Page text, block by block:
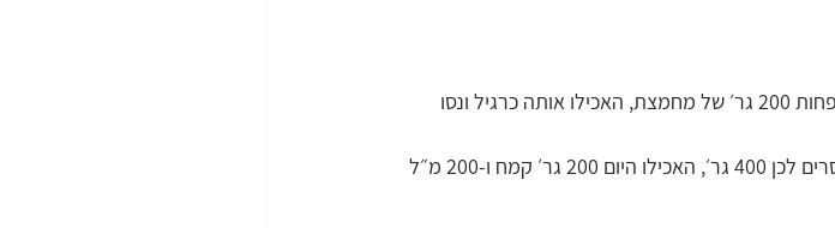
אם שקלתם אותה, ויש לכם כמות שמצריך המתכון ועוד לפחות 200 גר׳ של מחמצת, האכילו אותה כרגיל ונסו
במידה ולא, האכילו אותה בכמות הרצויה. לדוגמא, אם חסרים לכן 400 גר׳, האכילו היום 200 גר׳ קמח ו-200 מ״ל